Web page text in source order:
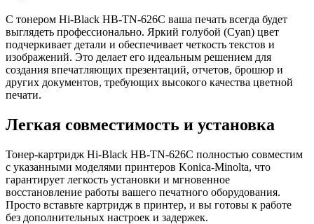
С тонером Hi-Black HB-TN-626C ваша печать всегда будет
выглядеть профессионально. Яркий голубой (Cyan) цвет
подчеркивает детали и обеспечивает четкость текстов и
изображений. Это делает его идеальным решением для
создания впечатляющих презентаций, отчетов, брошюр и
других документов, требующих высокого качества цветной
печати.
Легкая совместимость и установка
Тонер-картридж Hi-Black HB-TN-626C полностью совместим
с указанными моделями принтеров Konica-Minolta, что
гарантирует легкость установки и мгновенное
восстановление работы вашего печатного оборудования.
Просто вставьте картридж в принтер, и вы готовы к работе
без дополнительных настроек и задержек.